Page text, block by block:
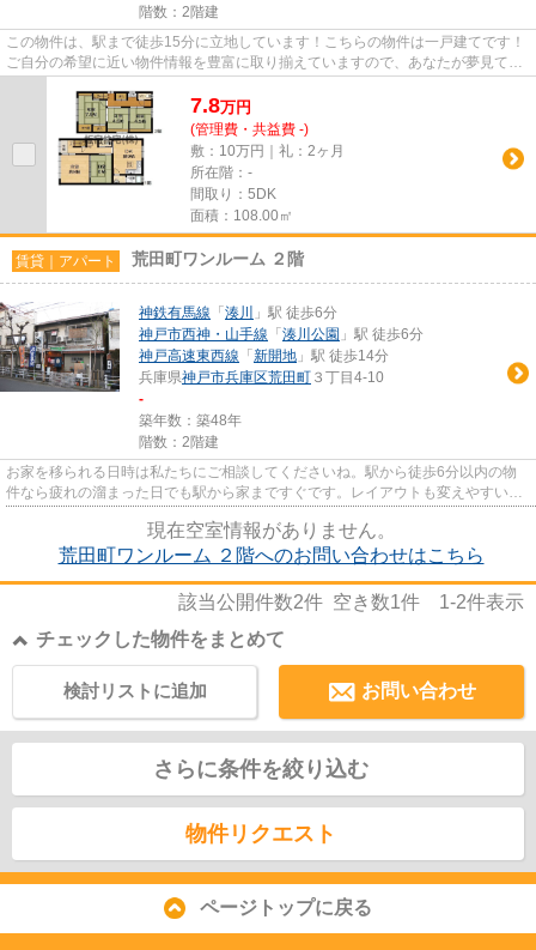
階数：2階建
この物件は、駅まで徒歩15分に立地しています！こちらの物件は一戸建てです！
ご自分の希望に近い物件情報を豊富に取り揃えていますので、あなたが夢見てい
7.8万円
(管理費・共益費 -)
敷：10万円｜礼：2ヶ月
所在階：-
間取り：5DK
面積：108.00㎡
賃貸｜アパート 荒田町ワンルーム ２階
神鉄有馬線 「 湊川
」駅 徒歩6分
神戸市西神・山手線 「 湊川公園 」駅 徒歩6分
神戸高速東西線 「 新開地 」駅 徒歩14分
兵庫県神戸市兵庫区荒田町 ３丁目4-10
-
築年数：築48年
階数：2階建
お家を移られる日時は私たちにご相談してくださいね。駅から徒歩6分以内の物
件なら疲れの溜まった日でも駅から家まですぐです。レイアウトも変えやすいコ
現在空室情報がありません。
荒田町ワンルーム ２階へのお問い合わせはこちら
該当公開件数2件 空き数1件 1-2件表示
チェックした物件をまとめて
お問い合わせ
検討リストに追加
さらに条件を絞り込む
物件リクエスト
ページトップに戻る